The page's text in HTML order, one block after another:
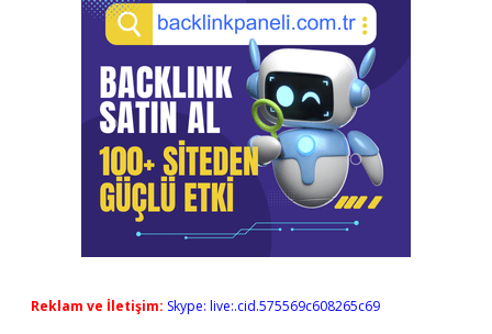
Reklam ve İletişim: Skype: live:.cid.575569c608265c69